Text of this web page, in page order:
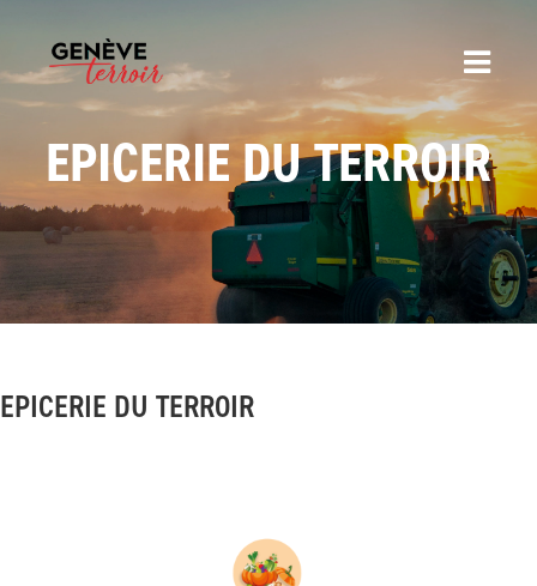
EPICERIE DU TERROIR
EPICERIE DU TERROIR